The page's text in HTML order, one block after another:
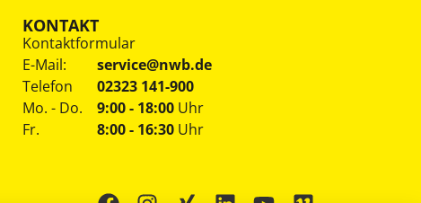
KONTAKT
Kontaktformular
E-Mail:
service@nwb.de
Telefon
02323 141-900
Mo. - Do.
Fr.
9:00 - 18:00 Uhr
8:00 - 16:30 Uhr